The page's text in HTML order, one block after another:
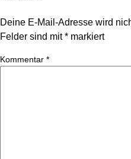
Deine E-Mail-Adresse wird
Felder sind mit* markiert
Kommentar *